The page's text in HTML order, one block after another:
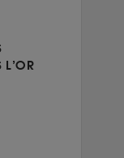
L’OR